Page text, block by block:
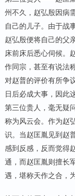
州不久，赵弘殷因病
自己的儿子。由于战
赵弘殷便将自己的父
床前床后悉心伺候。
作同宗，甚至有说法
对赵普的评价有所争
日后必成大事，因此
第三位贵人，毫无疑
称为风云会。作为赵
识。当赵匡胤见到赵
感到反感，反而觉得
通，而赵匡胤则擅长
遇，堪称天作之合，